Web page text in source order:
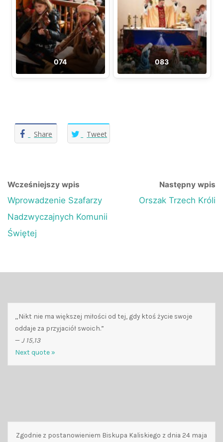
074 083
Share Tweet
Wcześniejszy wpis
Wprowadzenie Szafarzy
Nadzwyczajnych Komunii
Świętej
Następny wpis
Orszak Trzech Króli
„Nikt nie ma większej miłości od tej, gdy ktoś życie swoje
oddaje za przyjaciół swoich.”
—J 15,13
Next quote »
Zgodnie z postanowieniem Biskupa Kaliskiego z dnia 24 maja